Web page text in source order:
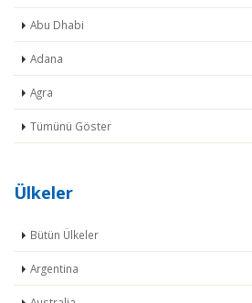
Abu Dhabi
Adana
Agra
Tümünü Göster
Ülkeler
Bütün Ülkeler
Argentina